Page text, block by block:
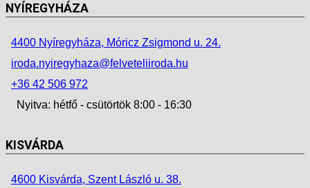
NYÍREGYHÁZA
4400 Nyíregyháza, Móricz Zsigmond u. 24.
iroda.nyiregyhaza@felveteliiroda.hu
+36 42 506 972
Nyitva: hétfő - csütörtök 8:00 - 16:30
KISVÁRDA
4600 Kisvárda, Szent László u. 38.